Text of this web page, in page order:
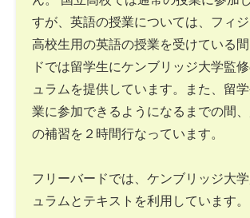
すが、英語の授業については、フィ
高校生用の英語の授業を受けている
ドでは留学生にケンブリッジ大学監
ュラムを提供しています。また、留
業に参加できるようになるまでの間
の補習を２時間行なっています。
フリーバードでは、ケンブリッジ大
ュラムとテキストを利用しています。